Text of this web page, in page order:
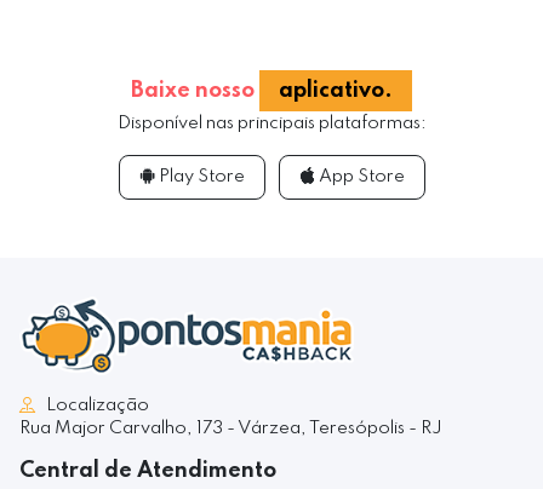
Baixe nosso aplicativo.
Disponível nas principais plataformas:
Play Store App Store
Localização
Rua Major Carvalho, 173 - Várzea, Teresópolis - RJ
Central de Atendimento